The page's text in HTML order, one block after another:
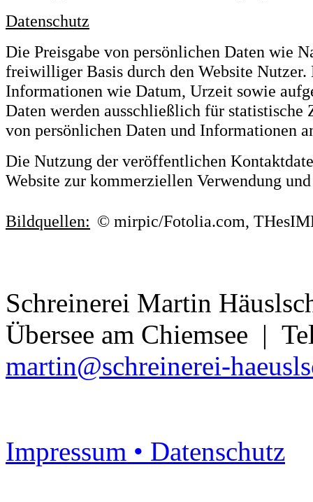
Datenschutz
Die Preisgabe von persönlichen Daten wie
freiwilliger Basis durch den Website Nutzer.
Informationen wie Datum, Urzeit sowie
Daten werden ausschließlich für
von persönlichen Daten und Informationen
Die Nutzung der veröffentlichen
Website zur kommerziellen Verwendung
Bildquellen: © mirpic/Fotolia.com,
Schreinerei Martin
Übersee am Chiemsee |
martin@schreinerei-
Impressum • Datenschutz